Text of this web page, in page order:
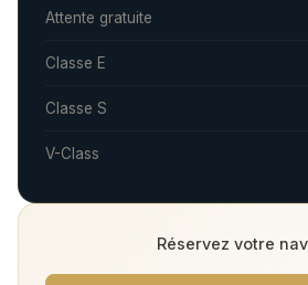
Attente gratuite
Classe E
Classe S
V-Class
Réservez votre